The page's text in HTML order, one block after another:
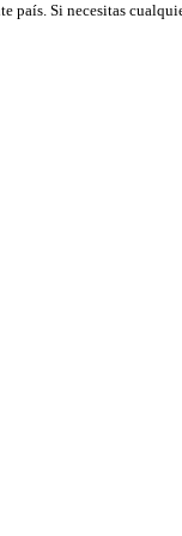
Si necesitas